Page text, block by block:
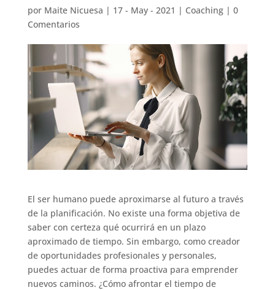
por Maite Nicuesa | 17 - May - 2021 | Coaching| 0
Comentarios
El ser humano puede aproximarse al futuro a través
de la planificación. No existe una forma objetiva de
saber con certeza qué ocurrirá en un plazo
aproximado de tiempo. Sin embargo, como creador
de oportunidades profesionales y personales,
puedes actuar de forma proactiva para emprender
nuevos caminos. ¿Cómo afrontar el tiempo de